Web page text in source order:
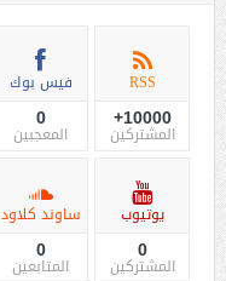
RSS
10000+
المشتركين
فيس بوك
0
المعجبين
يوتيوب
0
المشتركين
ساوند كلاود
0
المتابعين